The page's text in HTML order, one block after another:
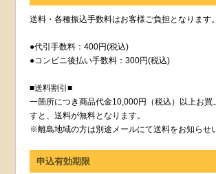
送料・各種振込手数料はお客様ご負担となります。
●代引手数料：400円(税込)
●コンビニ後払い手数料：300円(税込)
■送料割引■
一箇所につき商品代金10,000円（税込）以上お買
すと、送料が無料となります。
※離島地域の方は別途メールにて送料をお知らせ
申込有効期限